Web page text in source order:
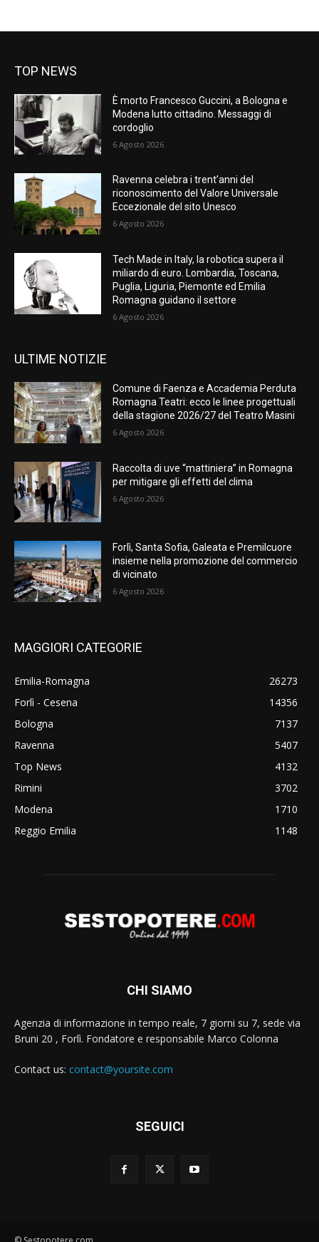
TOP NEWS
È morto Francesco Guccini, a Bologna e
Modena lutto cittadino. Messaggi di
cordoglio
6 Agosto 2026
Ravenna celebra i trent’anni del
riconoscimento del Valore Universale
Eccezionale del sito Unesco
6 Agosto 2026
Tech Made in Italy, la robotica supera il
miliardo di euro. Lombardia, Toscana,
Puglia, Liguria, Piemonte ed Emilia
Romagna guidano il settore
6 Agosto 2026
ULTIME NOTIZIE
Comune di Faenza e Accademia Perduta
Romagna Teatri: ecco le linee progettuali
della stagione 2026/27 del Teatro Masini
6 Agosto 2026
Raccolta di uve “mattiniera” in Romagna
per mitigare gli effetti del clima
6 Agosto 2026
Forlì, Santa Sofia, Galeata e Premilcuore
insieme nella promozione del commercio
di vicinato
6 Agosto 2026
MAGGIORI CATEGORIE
Emilia-Romagna
26273
Forlì - Cesena
14356
Bologna
7137
Ravenna
5407
Top News
4132
Rimini
3702
Modena
1710
Reggio Emilia
1148
CHI SIAMO
Agenzia di informazione in tempo reale, 7 giorni su 7, sede via
Bruni 20 , Forlì. Fondatore e responsabile Marco Colonna
Contact us: contact@yoursite.com
SEGUICI